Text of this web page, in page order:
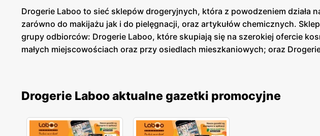
Drogerie Laboo to sieć sklepów drogeryjnych, która z powodzeniem działa
zarówno do makijażu jak i do pielęgnacji, oraz artykułów chemicznych.
grupy odbiorców: Drogerie Laboo, które skupiają się na szerokiej ofercie
małych miejscowościach oraz przy osiedlach mieszkaniowych; oraz
Drogerie Laboo aktualne gazetki promocyjne